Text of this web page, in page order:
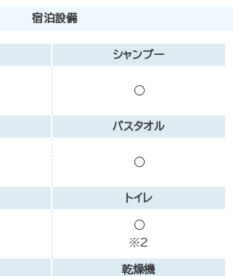
宿泊設備
シャンプー
○
バスタオル
○
トイレ
○
※2
乾燥機